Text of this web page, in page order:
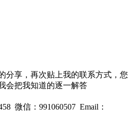
分享，再次贴上我的联系方式，您
会把我知道的逐一解答
微信：991060507 Email：